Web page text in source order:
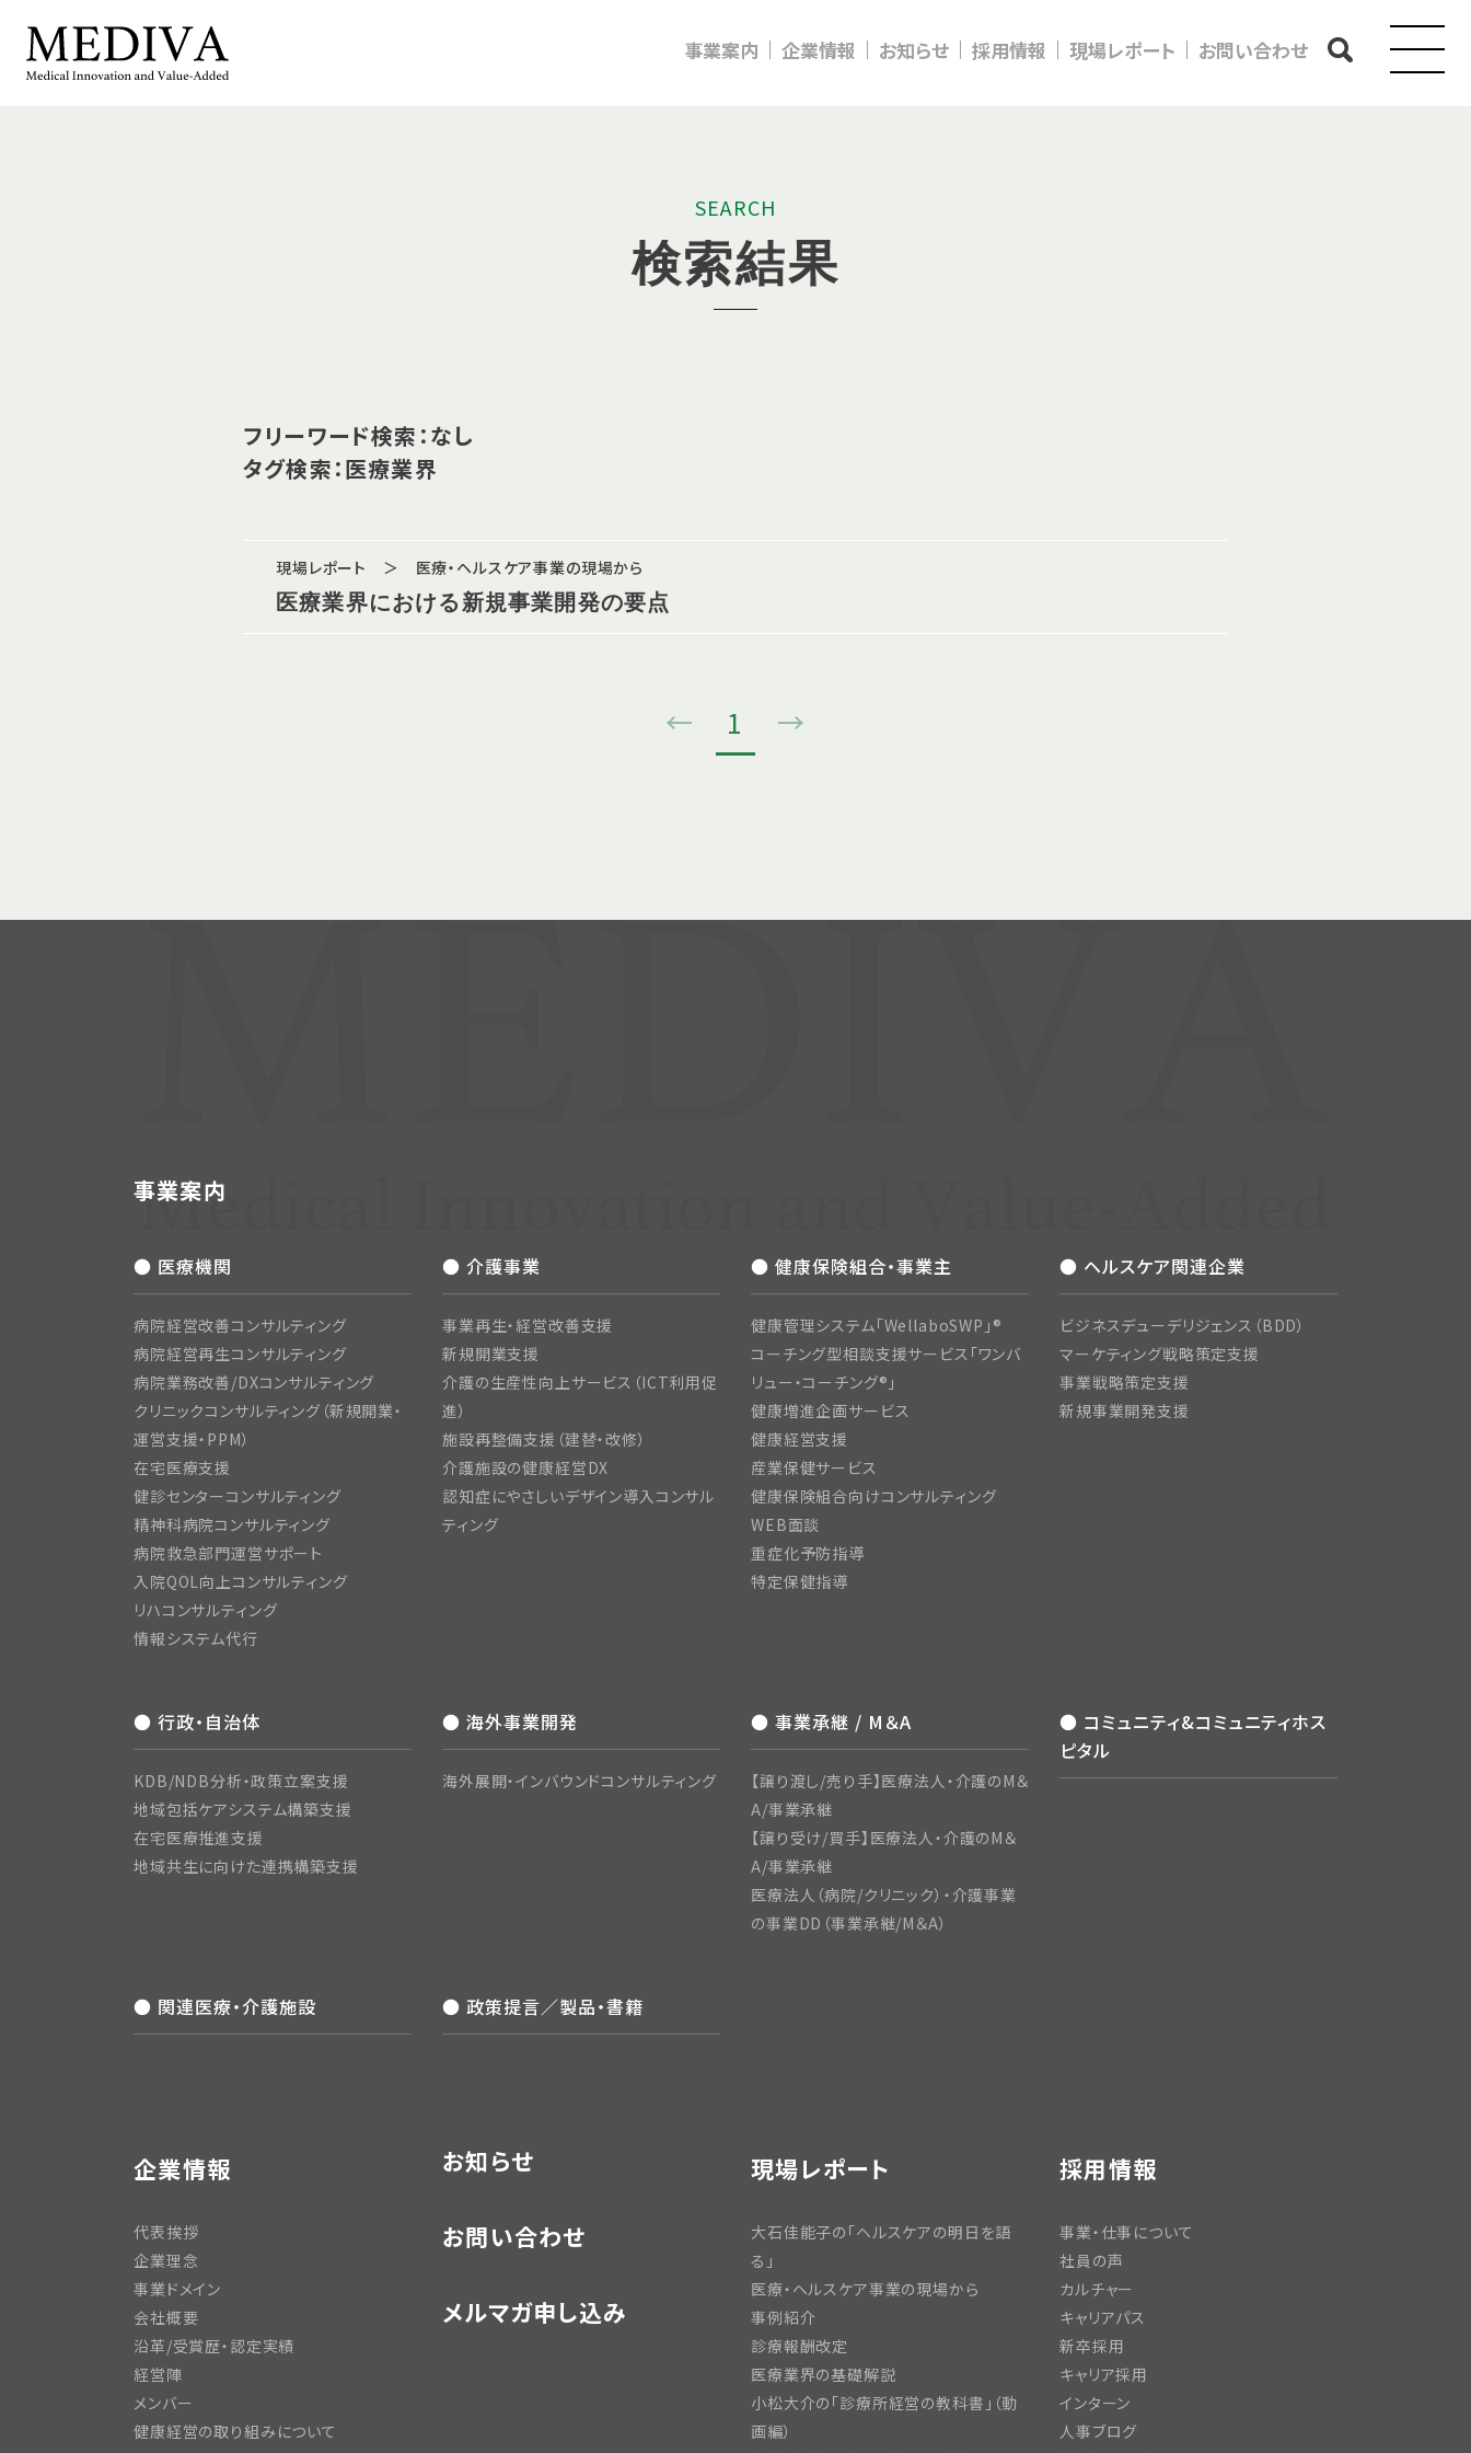
事業案内 企業情報 お知らせ 採用情報 現場レポート お問い合わせ
SEARCH
検索結果
フリーワード検索：なし
タグ検索：医療業界
現場レポート ＞ 医療・ヘルスケア事業の現場から
医療業界における新規事業開発の要点
← 1 →
事業案内
● 医療機関
病院経営改善コンサルティング
病院経営再生コンサルティング
病院業務改善/DXコンサルティング
クリニックコンサルティング（新規開業・
運営支援・PPM）
在宅医療支援
健診センターコンサルティング
精神科病院コンサルティング
病院救急部門運営サポート
入院QOL向上コンサルティング
リハコンサルティング
情報システム代行
● 介護事業
事業再生・経営改善支援
新規開業支援
介護の生産性向上サービス（ICT利用促
進）
施設再整備支援（建替・改修）
介護施設の健康経営DX
認知症にやさしいデザイン導入コンサル
ティング
● 健康保険組合・事業主
健康管理システム「WellaboSWP」®
コーチング型相談支援サービス「ワンバ
リュー・コーチング®」
健康増進企画サービス
健康経営支援
産業保健サービス
健康保険組合向けコンサルティング
WEB面談
重症化予防指導
特定保健指導
● ヘルスケア関連企業
ビジネスデューデリジェンス（BDD）
マーケティング戦略策定支援
事業戦略策定支援
新規事業開発支援
● 行政・自治体
KDB/NDB分析・政策立案支援
地域包括ケアシステム構築支援
在宅医療推進支援
地域共生に向けた連携構築支援
● 海外事業開発
海外展開・インバウンドコンサルティング
● 事業承継 / M＆A
【譲り渡し/売り手】医療法人・介護のM＆
A/事業承継
【譲り受け/買手】医療法人・介護のM＆
A/事業承継
医療法人（病院/クリニック）・介護事業
の事業DD（事業承継/M＆A）
● コミュニティ&コミュニティホス
ピタル
● 関連医療・介護施設 ● 政策提言／製品・書籍
企業情報
代表挨拶
企業理念
事業ドメイン
会社概要
沿革/受賞歴・認定実績
経営陣
メンバー
健康経営の取り組みについて
お知らせ
お問い合わせ
メルマガ申し込み
現場レポート
大石佳能子の「ヘルスケアの明日を語
る」
医療・ヘルスケア事業の現場から
事例紹介
診療報酬改定
医療業界の基礎解説
小松大介の「診療所経営の教科書」（動
画編）
採用情報
事業・仕事について
社員の声
カルチャー
キャリアパス
新卒採用
キャリア採用
インターン
人事ブログ